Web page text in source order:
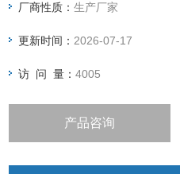
厂商性质：生产厂家
更新时间： 2026-07-17
访 问 量：4005
产品咨询